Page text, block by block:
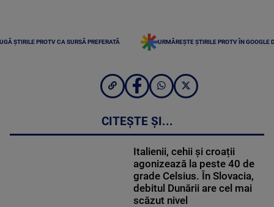
ȘTIRILE PROTV CA SURSĂ PREFERATĂ URMĂREȘTE ȘTIRILE PROTV ÎN GOOGLE
CITEȘTE ȘI...
Italienii, cehii și croații
agonizează la peste 40 de
grade Celsius. În Slovacia,
debitul Dunării are cel mai
scăzut nivel